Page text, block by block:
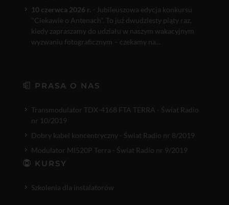
10 czerwca 2026 r. - Jubileuszowa edycja konkursu
"Ciekawie o Antenach". To już dwudziesty piąty raz,
kiedy zapraszamy do udziału w naszym wakacyjnym
wyzwaniu fotograficznym – czekamy na...
PRASA O NAS
Transmodulator TDX-4168 FTA TERRA - Świat Radio
nr 10/2019
Dobry kabel koncentryczny - Świat Radio nr 8/2019
Modulator MI520P Terra - Świat Radio nr 9/2019
KURSY
Szkolenia dla instalatorów